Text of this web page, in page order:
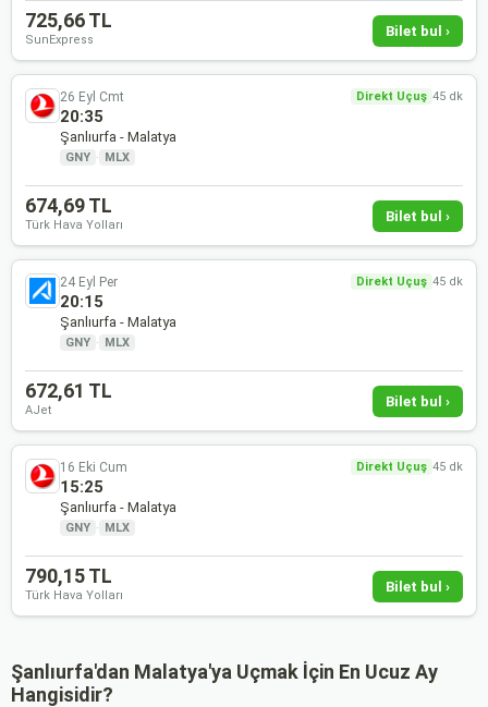
725,66 TL
SunExpress
Bilet bul ›
26 Eyl Cmt Direkt Uçuş 45 dk
20:35
Şanlıurfa - Malatya
GNY · MLX
674,69 TL
Türk Hava Yolları
Bilet bul ›
24 Eyl Per Direkt Uçuş 45 dk
20:15
Şanlıurfa - Malatya
GNY · MLX
672,61 TL
AJet
Bilet bul ›
16 Eki Cum Direkt Uçuş 45 dk
15:25
Şanlıurfa - Malatya
GNY · MLX
790,15 TL
Türk Hava Yolları
Bilet bul ›
Şanlıurfa'dan Malatya'ya Uçmak İçin En Ucuz Ay
Hangisidir?